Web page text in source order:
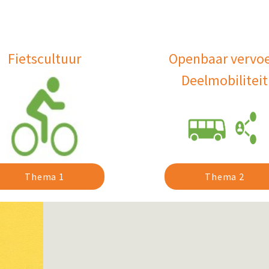
Fietscultuur
Thema 1
Openbaar
Deelmobiliteit
Thema 2